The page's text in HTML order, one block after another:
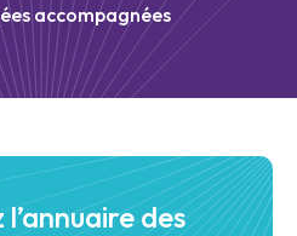
accompagnées
des